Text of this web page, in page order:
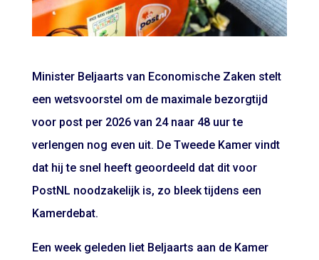
Minister Beljaarts van Economische Zaken stelt
een wetsvoorstel om de maximale bezorgtijd
voor post per 2026 van 24 naar 48 uur te
verlengen nog even uit. De Tweede Kamer vindt
dat hij te snel heeft geoordeeld dat dit voor
PostNL noodzakelijk is, zo bleek tijdens een
Kamerdebat.
Een week geleden liet Beljaarts aan de Kamer